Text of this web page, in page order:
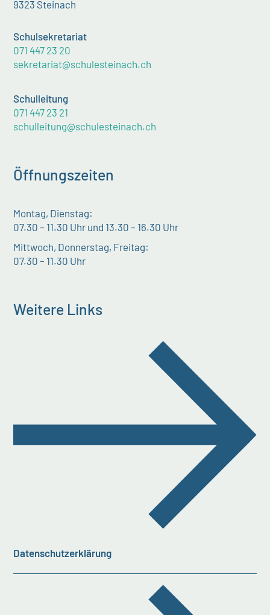
9323 Steinach
Schulsekretariat
071 447 23 20
sekretariat@schulesteinach.ch
Schulleitung
071 447 23 21
schulleitung@schulesteinach.ch
Öffnungszeiten
Montag, Dienstag:
07.30 – 11.30 Uhr und 13.30 – 16.30 Uhr
Mittwoch, Donnerstag, Freitag:
07.30 – 11.30 Uhr
Weitere Links
Datenschutzerklärung